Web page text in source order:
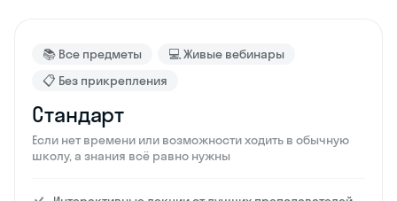
📚 Все предметы
💻 Живые вебинары
📋 Без прикрепления
Стандарт
Если нет времени или возможности ходить в обычную
школу, а знания всё равно нужны